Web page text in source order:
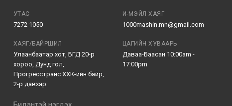
УТАС
7272 1050
И-МЭЙЛ ХАЯГ
1000mashin.mn@gmail.com
ХАЯГ/БАЙРШИЛ
Улаанбаатар хот, БГД 20-р
хороо, Дунд гол,
Прогресстранс ХХК-ийн байр,
2-р давхар
ЦАГИЙН ХУВААРЬ
Даваа-Баасан 10:00am -
17:00pm